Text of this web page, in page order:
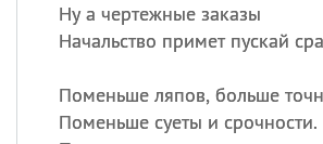
Ну а чертежные заказы
Начальство примет пускай
Поменьше ляпов, больше
Поменьше суеты и срочности.